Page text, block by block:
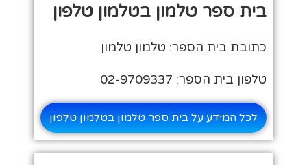
בית ספר טלמון בטלמון טלפון
כתובת בית הספר: טלמון טלמון
טלפון בית הספר: 02-9709337
לכל המידע על בית ספר טלמון בטלמון טלפון